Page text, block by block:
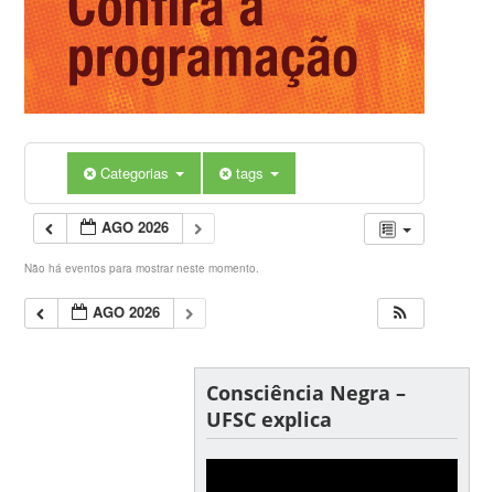
Categorias tags
AGO 2026
Não há eventos para mostrar neste momento.
AGO 2026
Consciência Negra –
UFSC explica